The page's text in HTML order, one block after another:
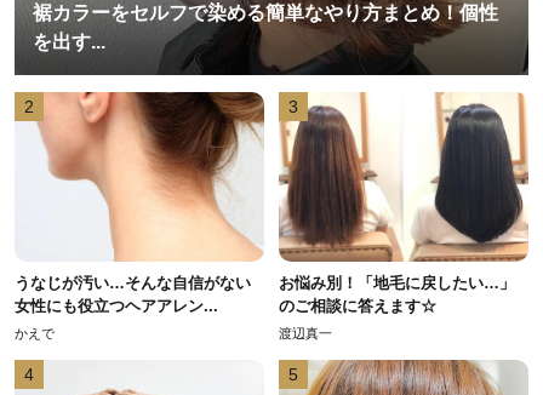
裾カラーをセルフで染める簡単なやり方まとめ！個性
を出す...
2
うなじが汚い…そんな自信がない
女性にも役立つヘアアレン...
かえで
3
お悩み別！「地毛に戻したい…」
のご相談に答えます☆
渡辺真一
4 5